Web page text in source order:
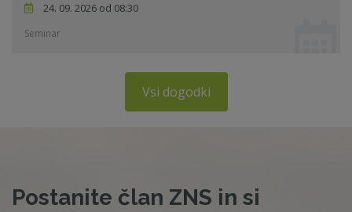
24. 09. 2026 od 08:30
Seminar
Vsi dogodki
Postanite član ZNS in si